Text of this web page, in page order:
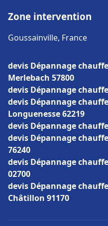
Zone intervention
Goussainville, France
devis Dépannage
Merlebach 57800
devis Dépannage
devis Dépannage
Longuenesse 62219
devis Dépannage
devis Dépannage
76240
devis Dépannage
02700
devis Dépannage
Châtillon 91170